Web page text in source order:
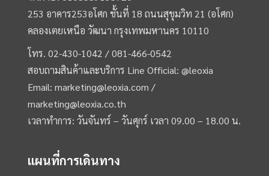
253 อาคาร253อโศก ชั้นที่ 18 ถนนสุขุมวิท 21 (อโศก)
คลองเตยเหนือ วัฒนา กรุงเทพมหานคร 10110
โทร.02-430-1042 /081-466-0542
สอบถามสินค้าและบริการ Line Official:@leoxia
Email:marketing@leoxia.com /
marketing@leoxia.co.th
เวลาทำการ: วันจันทร์ – วันศุกร์ เวลา 09.00 – 18.00 น.
แผนที่การเดินทาง